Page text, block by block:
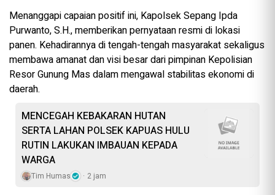
Menanggapi capaian positif ini, Kapolsek Sepang Ipda
Purwanto, S.H., memberikan pernyataan resmi di lokasi
panen. Kehadirannya di tengah-tengah masyarakat sekaligus
membawa amanat dan visi besar dari pimpinan Kepolisian
Resor Gunung Mas dalam mengawal stabilitas ekonomi di
daerah.
MENCEGAH KEBAKARAN HUTAN
SERTA LAHAN POLSEK KAPUAS HULU
RUTIN LAKUKAN IMBAUAN KEPADA
WARGA
Tim Humas 2 jam